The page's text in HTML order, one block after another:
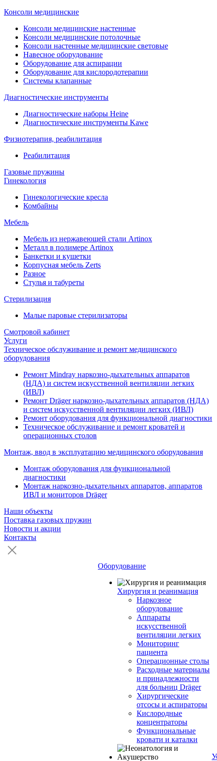
Консоли медицинские
Консоли медицинские настенные
Консоли медицинские потолочные
Консоли настенные медицинские световые
Навесное оборудование
Оборудование для аспирации
Оборудование для кислородотерапии
Системы клапанные
Диагностические инструменты
Диагностические наборы Heine
Диагностические инструменты Kawe
Физиотерапия, реабилитация
Реабилитация
Газовые пружины
Гинекология
Гинекологические кресла
Комбайны
Мебель
Мебель из нержавеющей стали Artinox
Металл в полимере Artinox
Банкетки и кушетки
Корпусная мебель Zerts
Разное
Стулья и табуреты
Стерилизация
Малые паровые стерилизаторы
Смотровой кабинет
Услуги
Техническое обслуживание и ремонт медицинского
оборудования
Ремонт Mindray наркозно-дыхательных аппаратов
(НДА) и систем искусственной вентиляции легких
(ИВЛ)
Ремонт Dräger наркозно-дыхательных аппаратов (НДА)
и систем искусственной вентиляции легких (ИВЛ)
Ремонт оборудования для функциональной диагностики
Техническое обслуживание и ремонт кроватей и
операционных столов
Монтаж, ввод в эксплуатацию медицинского оборудования
Монтаж оборудования для функциональной
диагностики
Монтаж наркозно-дыхательных аппаратов, аппаратов
ИВЛ и мониторов Dräger
Наши объекты
Поставка газовых пружин
Новости и акции
Контакты
Оборудование
Хирургия и реанимация
Наркозное
оборудование
Аппараты
искусственной
вентиляции легких
Мониторинг
пациента
Операционные столы
Расходные материалы
и принадлежности
для больниц Dräger
Хирургические
отсосы и аспираторы
Кислородные
концентраторы
Функциональные
кровати и каталки